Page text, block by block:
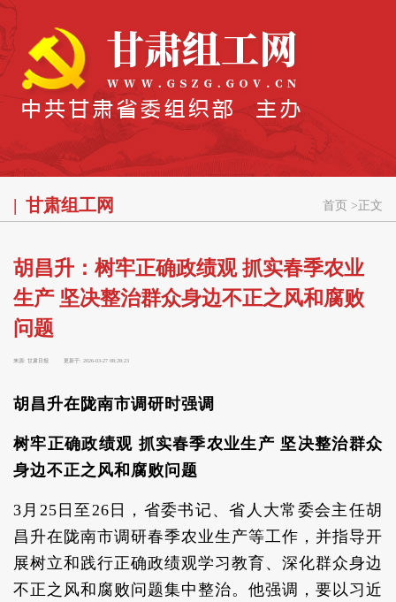
甘肃组工网 首页 > 正文
胡昌升：树牢正确政绩观 抓实春季农业
生产 坚决整治群众身边不正之风和腐败
问题
来源: 甘肃日报 更新于: 2026-03-27 08:28:23
胡昌升在陇南市调研时强调
树牢正确政绩观 抓实春季农业生产 坚决整治群众
身边不正之风和腐败问题
3月25日至26日，省委书记、省人大常委会主任胡
昌升在陇南市调研春季农业生产等工作，并指导开
展树立和践行正确政绩观学习教育、深化群众身边
不正之风和腐败问题集中整治。他强调，要以习近